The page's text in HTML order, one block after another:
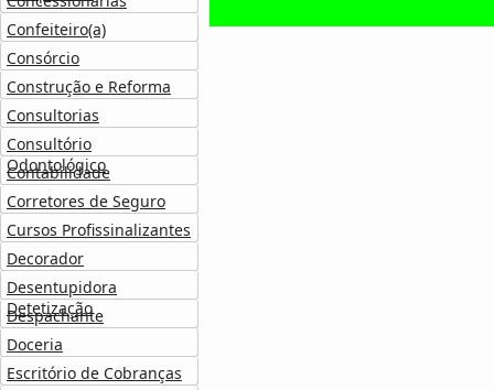
Confeiteiro(a)
Consórcio
Construção e Reforma
Consultorias
Consultório
Odontológico
Contabilidade
Corretores de Seguro
Cursos Profissinalizantes
Decorador
Desentupidora
Detetização
Despachante
Doceria
Escritório de Cobranças